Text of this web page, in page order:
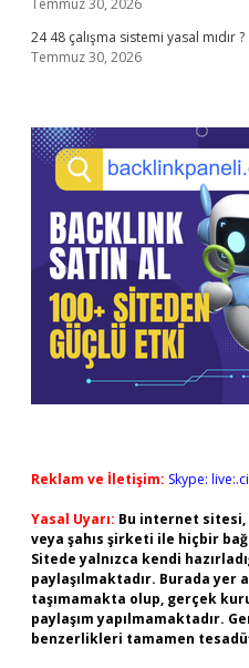
Temmuz 30, 2026
24 48 çalışma sistemi yasal mıdır ?
Temmuz 30, 2026
Reklam ve İletişim: Skype:
Yasal Uyarı: Bu internet
veya şahıs şirketi ile hiçbir
Sitede yalnızca kendi
paylaşılmaktadır. Burada
taşımamakta olup, gerçek
paylaşım yapılmamaktadır.
benzerlikleri tamamen